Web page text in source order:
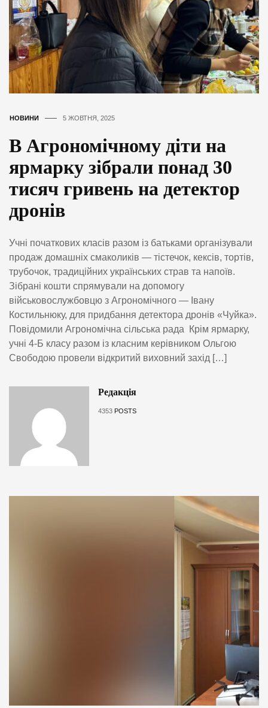
НОВИНИ 5 ЖОВТНЯ, 2025
В Агрономічному діти на
ярмарку зібрали понад 30
тисяч гривень на детектор
дронів
Учні початкових класів разом із батьками організували
продаж домашніх смаколиків — тістечок, кексів, тортів,
трубочок, традиційних українських страв та напоїв.
Зібрані кошти спрямували на допомогу
військовослужбовцю з Агрономічного — Івану
Костильнюку, для придбання детектора дронів «Чуйка».
Повідомили Агрономічна сільська рада Крім ярмарку,
учні 4-Б класу разом із класним керівником Ольгою
Свободою провели відкритий виховний захід […]
Редакція
4353 POSTS